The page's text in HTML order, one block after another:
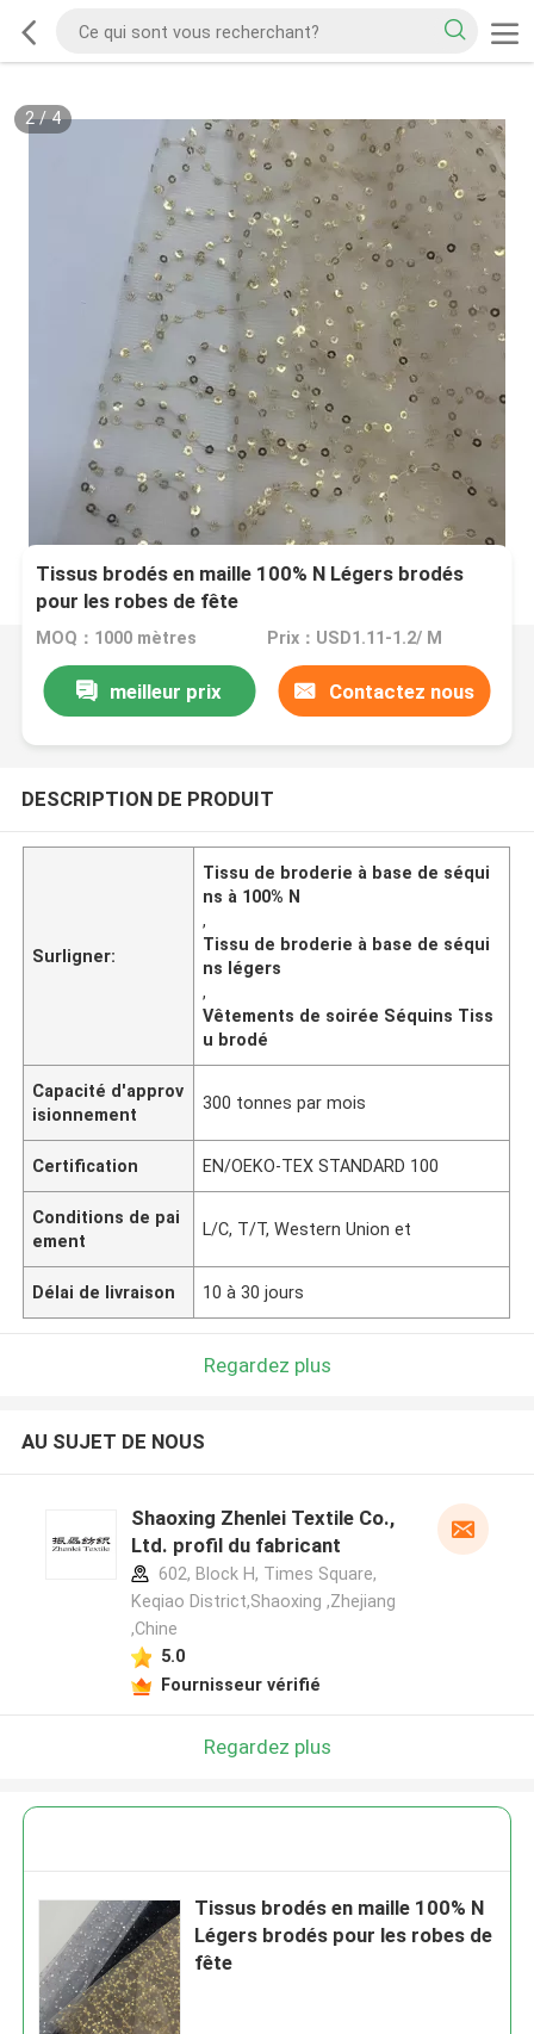
2/4
Tissus brodés en maille 100% N Légers brodés
pour les robes de fête
MOQ：1000 mètres Prix：USD1.11-1.2/ M
meilleur prix Contactez nous
DESCRIPTION DE PRODUIT
Surligner:
Tissu de broderie à base de séqui
ns à 100% N
,
Tissu de broderie à base de séqui
ns légers
,
Vêtements de soirée Séquins Tiss
u brodé
Capacité d'approv
isionnement
300 tonnes par mois
Certification EN/OEKO-TEX STANDARD 100
Conditions de pai
ement
L/C, T/T, Western Union et
Délai de livraison 10 à 30 jours
Regardez plus
AU SUJET DE NOUS
Shaoxing Zhenlei Textile Co.,
Ltd. profil du fabricant
602, Block H, Times Square,
Keqiao District,Shaoxing ,Zhejiang
,Chine
5.0
Fournisseur vérifié
Regardez plus
Tissus brodés en maille 100% N
Légers brodés pour les robes de
fête